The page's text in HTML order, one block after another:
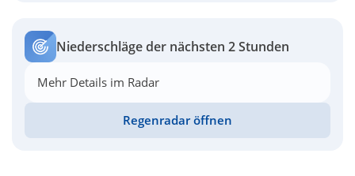
Niederschläge der nächsten 2 Stunden
Mehr Details im Radar
Regenradar öffnen